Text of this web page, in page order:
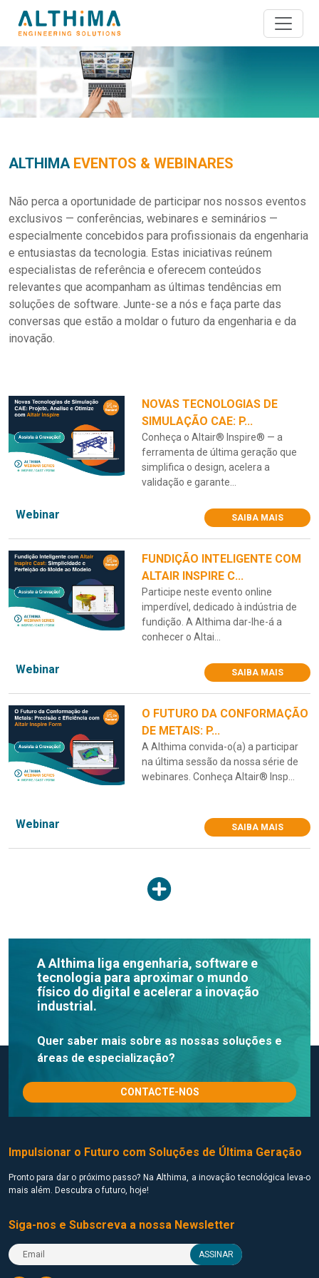
ALTHIMA EVENTOS & WEBINARES
Não perca a oportunidade de participar nos nossos eventos
exclusivos — conferências, webinares e seminários —
especialmente concebidos para profissionais da engenharia
e entusiastas da tecnologia. Estas iniciativas reúnem
especialistas de referência e oferecem conteúdos
relevantes que acompanham as últimas tendências em
soluções de software. Junte-se a nós e faça parte das
conversas que estão a moldar o futuro da engenharia e da
inovação.
NOVAS TECNOLOGIAS DE
SIMULAÇÃO CAE: P...
Conheça o Altair® Inspire® — a
ferramenta de última geração que
simplifica o design, acelera a
validação e garante...
Webinar SAIBA MAIS
FUNDIÇÃO INTELIGENTE COM
ALTAIR INSPIRE C...
Participe neste evento online
imperdível, dedicado à indústria de
fundição. A Althima dar-lhe-á a
conhecer o Altai...
Webinar SAIBA MAIS
O FUTURO DA CONFORMAÇÃO
DE METAIS: P...
A Althima convida-o(a) a participar
na última sessão da nossa série de
webinares. Conheça Altair® Insp...
Webinar SAIBA MAIS
A Althima liga engenharia, software e
tecnologia para aproximar o mundo
físico do digital e acelerar a inovação
industrial.
Quer saber mais sobre as nossas soluções e
áreas de especialização?
CONTACTE-NOS
Impulsionar o Futuro com Soluções de Última Geração
Pronto para dar o próximo passo? Na Althima, a inovação tecnológica leva-o
mais além. Descubra o futuro, hoje!
Siga-nos e Subscreva a nossa Newsletter
ASSINAR